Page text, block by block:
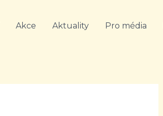
Akce Aktuality Pro média